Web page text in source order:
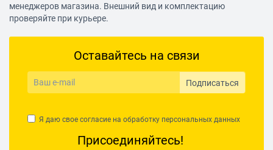
менеджеров магазина. Внешний вид и комплектацию
проверяйте при курьере.
Оставайтесь на связи
Подписаться
Я даю свое согласие на обработку персональных данных
Присоединяйтесь!